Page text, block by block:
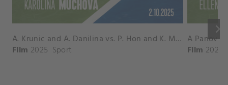
keyboard_arrow_right
A. Krunic and A. Danilina vs. P. Hon and K. Muchova Match Highlights - BEIJING_Capital Group Diamond ( October 02, 2025)
Film 2025 Sport Film 2026